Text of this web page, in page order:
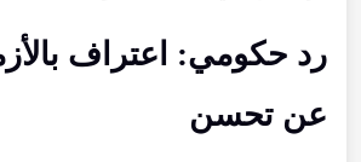
رد حكومي: اعتراف
عن تحسن